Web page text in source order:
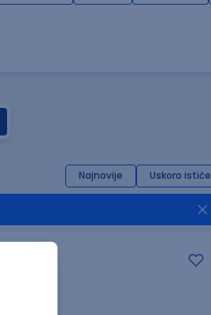
Najnovije Uskoro ističe